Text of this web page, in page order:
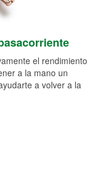
el rendimiento
a la mano un
a volver a la